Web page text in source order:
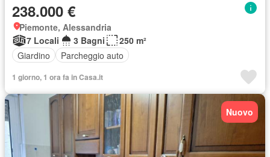
238.000 €
Piemonte, Alessandria
7 Locali
3 Bagni
250 m²
Giardino
Parcheggio auto
1 giorno, 1 ora fa in Casa.it
Nuovo